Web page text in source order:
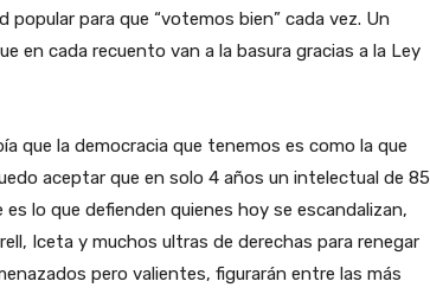
para que “votemos bien” cada vez. Un
en cada recuento van a la basura gracias a la Ley
que la democracia que tenemos es como la que
aceptar que en solo 4 años un intelectual de 85
lo que defienden quienes hoy se escandalizan,
Iceta y muchos ultras de derechas para renegar
pero valientes, figurarán entre las más